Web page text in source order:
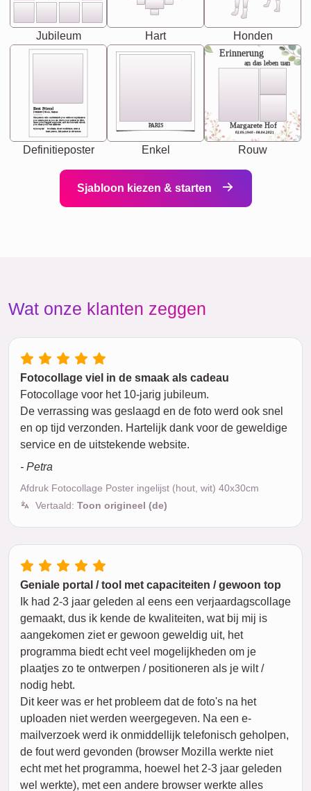
Jubileum Hart Honden
Best Friend
[<NAME>] Noun, feminie
Synonyms: Soulmate, closet confidante, sister at
heart person, life partner in adventure.
The person who understands you without explanation
you accepts just as you are. She's your partner in life's,
chaos your biggest supporter, and the one with whom
you share your best memories.
Definitieposter
PARIS
Enkel
Erinnerung
an das leben uan
Margarete Hof
02.05.1940 - 08.04.2021
Rouw
Sjabloon kiezen & starten
Wat onze klanten zeggen
Fotocollage viel in de smaak als cadeau
Fotocollage voor het 10-jarig jubileum.
De verrassing was geslaagd en de foto werd ook snel
en op tijd verzonden. Hartelijk dank voor de geweldige
service en de uitstekende website.
- Petra
Afdruk Fotocollage Poster ingelijst (hout, wit) 40x30cm
Vertaald: Toon origineel (de)
Geniale portal / tool met capaciteiten / gewoon top
Ik had 2-3 jaar geleden al eens een verjaardagscollage
gemaakt, dus ik kende de kwaliteiten, wat bij mij is
aangekomen ziet er gewoon geweldig uit, het
programma biedt echt veel mogelijkheden om je
plaatjes zo te ontwerpen / positioneren als je wilt /
nodig hebt.
Dit keer was er het probleem dat de foto's na het
uploaden niet werden weergegeven. Na een e-
mailverzoek werd ik onmiddellijk telefonisch geholpen,
de fout werd gevonden (browser Mozilla werkte niet
echt met het programma, hoewel het 2-3 jaar geleden
wel werkte), met een andere browser werkte alles